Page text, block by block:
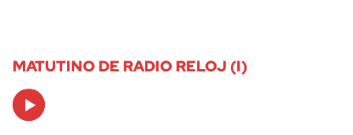
MATUTINO DE RADIO RELOJ (I)
Audio
Player